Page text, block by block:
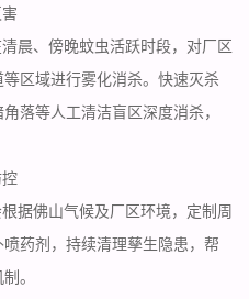
晨、傍晚蚊虫活跃时段，对厂区
区域进行雾化消杀。快速灭杀
落等人工清洁盲区深度消杀，
据佛山气候及厂区环境，定制周
喷药剂，持续清理孳生隐患，帮
。